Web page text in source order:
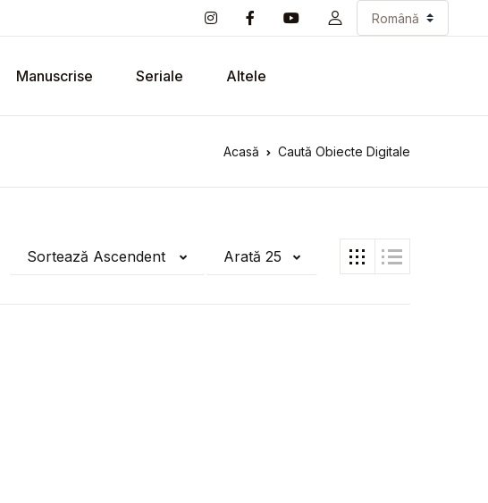
Manuscrise Seriale Altele
Acasă Caută Obiecte Digitale
Sortează Ascendent Arată 25